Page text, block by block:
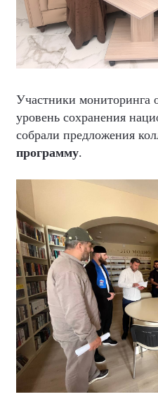
Участники мониторинга
уровень сохранения
собрали предложения
программу.